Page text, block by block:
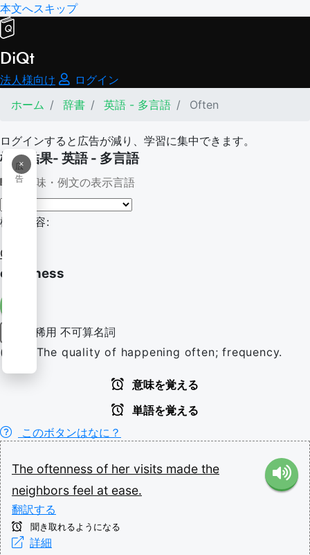
本文へスキップ
DiQt
法人様向け
ログイン
ホーム
辞書 英語 - 多言語 Often
ログインすると広告が減り、学習に集中できます。
×
広
告
検索結果- 英語 - 多言語
意味・例文の表示言語
検索内容:
Often
oftenness
稀用 不可算名詞
(rare) The quality of happening often; frequency.
意味を覚える
単語を覚える
このボタンはなに？
The oftenness of her visits made the
neighbors feel at ease.
翻訳する
聞き取れるようになる
詳細